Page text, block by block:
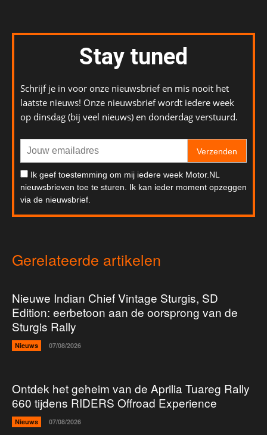
Stay tuned
Schrijf je in voor onze nieuwsbrief en mis nooit het
laatste nieuws! Onze nieuwsbrief wordt iedere week
op dinsdag (bij veel nieuws) en donderdag verstuurd.
Verzenden
Ik geef toestemming om mij iedere week Motor.NL
nieuwsbrieven toe te sturen. Ik kan ieder moment opzeggen
via de nieuwsbrief.
Gerelateerde artikelen
Nieuwe Indian Chief Vintage Sturgis, SD
Edition: eerbetoon aan de oorsprong van de
Sturgis Rally
Nieuws 07/08/2026
Ontdek het geheim van de Aprilia Tuareg Rally
660 tijdens RIDERS Offroad Experience
Nieuws 07/08/2026